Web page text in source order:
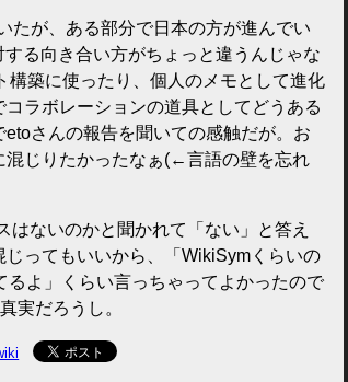
たが、ある部分で日本の方が進んでい
る向き合い方がちょっと違うんじゃな
築に使ったり、個人のメモとして進化
ラボレーションの道具としてどうある
さんの報告を聞いての感触だが。お
混じりたかったなぁ(←言語の壁を忘れ
ないのかと聞かれて「ない」と答え
ってもいいから、「WikiSymくらいの
よ」くらい言っちゃってよかったので
実だろうし。